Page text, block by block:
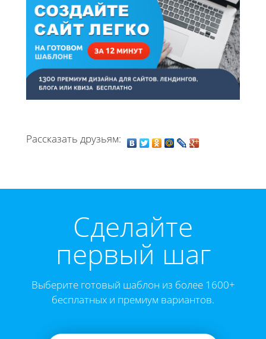
Рассказать друзьям:
Cделайте
первый шаг
Выберите готовый шаблон из более 1600+
бесплатных и премиум вариантов.